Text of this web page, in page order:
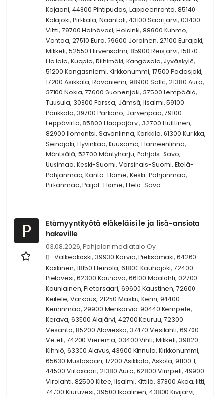
Kajaani, 44800 Pihtipudas, Lappeenranta, 85140
Kalajoki, Pirkkala, Naantali, 43100 Saarijärvi, 03400
Vihti, 79700 Heinävesi, Helsinki, 88900 Kuhmo,
Vantaa, 27510 Eura, 79600 Joroinen, 27100 Eurajoki,
Mikkeli, 52550 Hirvensalmi, 85900 Reisjärvi, 15870
Hollola, Kuopio, Riihimäki, Kangasala, Jyväskylä,
51200 Kangasniemi, Kirkkonummi, 17500 Padasjoki,
17200 Asikkala, Rovaniemi, 98900 Salla, 21380 Aura,
37100 Nokia, 77600 Suonenjoki, 37500 Lempäälä,
Tuusula, 30300 Forssa, Jämsä, Iisalmi, 59100
Parikkala, 39700 Parkano, Järvenpää, 79100
Leppävirta, 85800 Haapajärvi, 32700 Huittinen,
82900 Ilomantsi, Savonlinna, Karkkila, 61300 Kurikka,
Seinäjoki, Hyvinkää, Kuusamo, Hämeenlinna,
Mäntsälä, 52700 Mäntyharju, Pohjois-Savo,
Uusimaa, Keski-Suomi, Varsinais-Suomi, Etelä-
Pohjanmaa, Kanta-Häme, Keski-Pohjanmaa,
Pirkanmaa, Päijät-Häme, Etelä-Savo
P
Etämyyntityötä eläkeläisille ja lisä-ansiota
hakeville
03.08.2026, Pohjolan mediatalo Oy
Valkeakoski, 39930 Karvia, Pieksämäki, 64260
Kaskinen, 18150 Heinola, 61800 Kauhajoki, 72400
Pielavesi, 62300 Kauhava, 66100 Maalahti, 02700
Kauniainen, Pietarsaari, 69600 Kaustinen, 72600
Keitele, Varkaus, 21250 Masku, Kemi, 94400
Keminmaa, 29900 Merikarvia, 90440 Kempele,
Kerava, 63500 Alajärvi, 42700 Keuruu, 72300
Vesanto, 85200 Alavieska, 37470 Vesilahti, 69700
Veteli, 74200 Vieremä, 03400 Vihti, Mikkeli, 39820
Kihniö, 63300 Alavus, 43900 Kinnula, Kirkkonummi,
65630 Mustasaari, 17200 Asikkala, Askola, 91100 II,
44500 Viitasaari, 21380 Aura, 62800 Vimpeli, 49900
Virolahti, 82500 Kitee, Iisalmi, Kittilä, 37800 Akaa, Iitti,
74700 Kiuruvesi, 39500 Ikaalinen, 43800 Kivijärvi,